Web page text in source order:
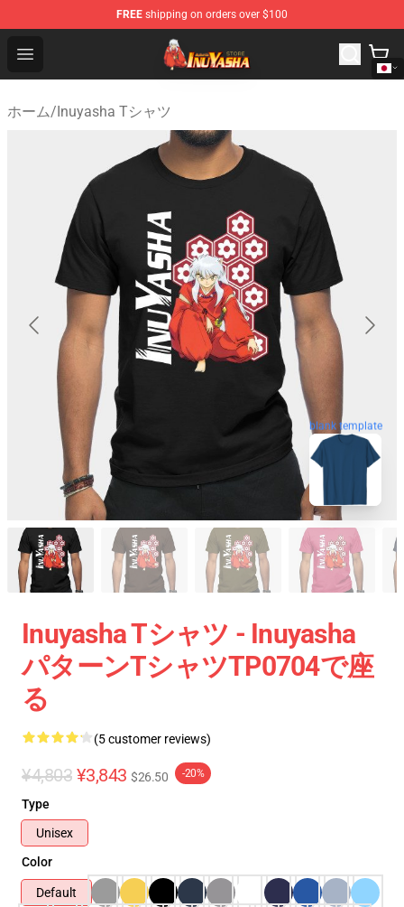
FREE shipping on orders over $100
Open menu
Inuyasha Store - Official Inuyasha Merchandise Shop
ホーム/Inuyasha Tシャツ
blank template
Inuyasha Tシャツ - Inuyasha
パターンTシャツTP0704で座
る
(5 customer reviews)
¥4,803 ¥3,843 $26.50 -20%
Type
Unisex
Color
Default